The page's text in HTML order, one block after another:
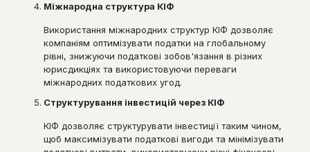
Міжнародна структура КІФ
Використання міжнародних структур КІФ дозволяє
компаніям оптимізувати податки на глобальному
рівні, знижуючи податкові зобов'язання в різних
юрисдикціях та використовуючи переваги
міжнародних податкових угод.
Структурування інвестицій через КІФ
КІФ дозволяє структурувати інвестиції таким чином,
щоб максимізувати податкові вигоди та мінімізувати